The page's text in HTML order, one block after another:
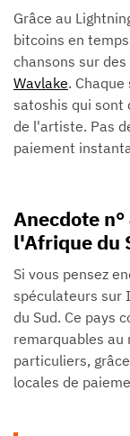
Grâce au
bitcoins en
chansons sur
Wavlake.
satoshis qui sont
de l'artiste. Pas
paiement
Anecdote
l'Afrique du
Si vous pensez
spéculateurs sur
du Sud. Ce pays
remarquables au
particuliers,
locales de